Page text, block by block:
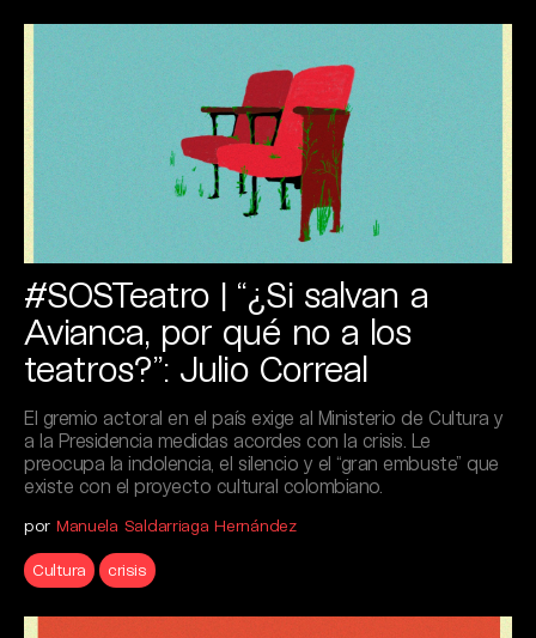
#SOSTeatro | “¿Si salvan a
Avianca, por qué no a los
teatros?”: Julio Correal
El gremio actoral en el país exige al Ministerio de Cultura y
a la Presidencia medidas acordes con la crisis. Le
preocupa la indolencia, el silencio y el “gran embuste” que
existe con el proyecto cultural colombiano.
por Manuela Saldarriaga Hernández
Cultura crisis